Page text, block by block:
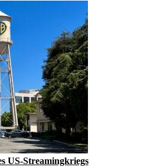
US-Streamingkriegs